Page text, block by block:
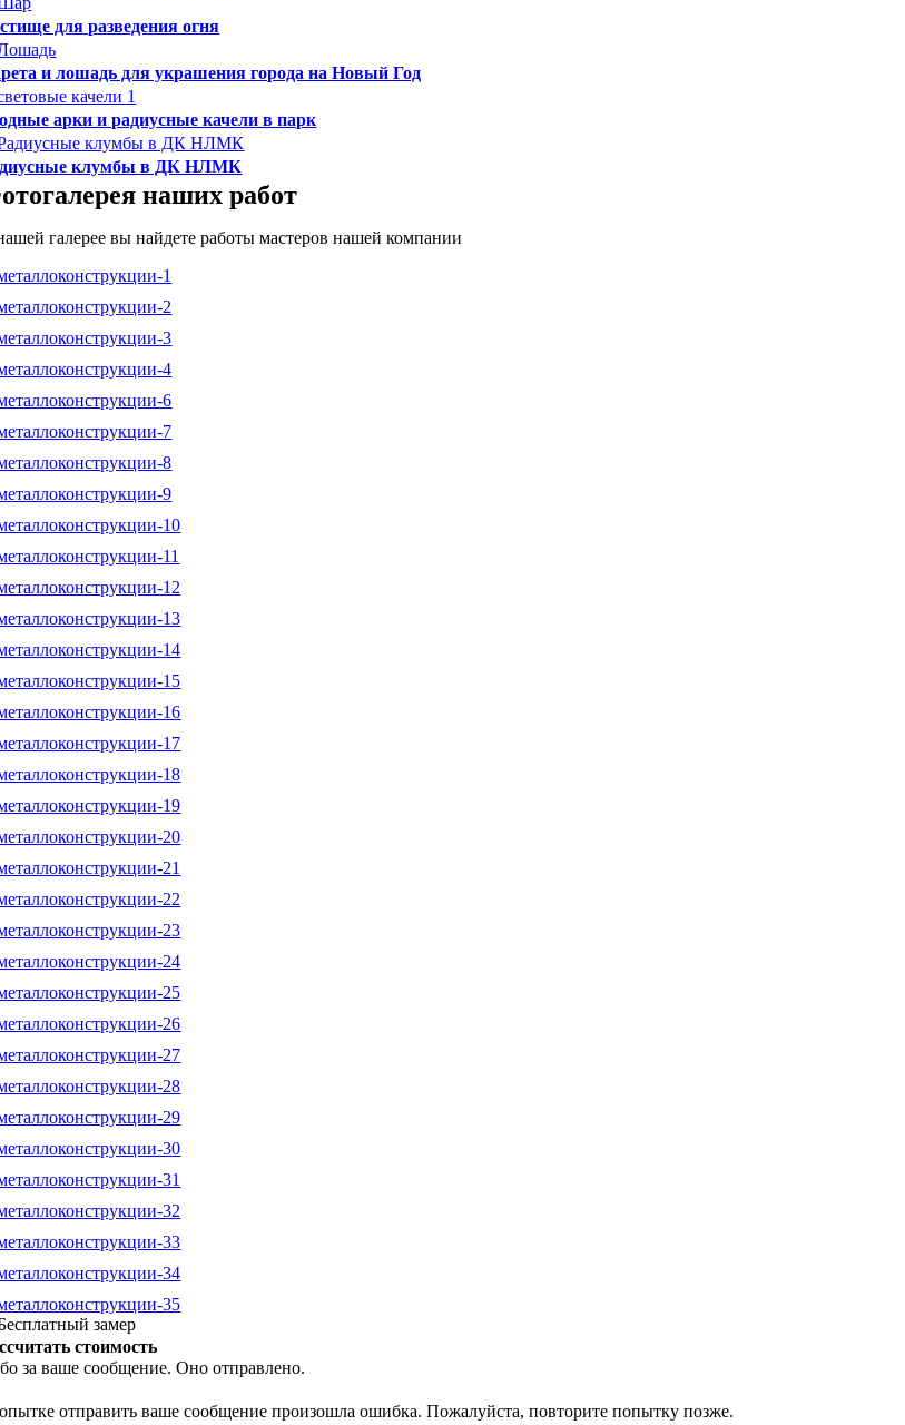
для разведения огня
и лошадь для украшения города на Новый Год
арки и радиусные качели в парк
клумбы в ДК НЛМК
наших работ
галерее вы найдете работы мастеров нашей компании
стоимость
за ваше сообщение. Оно отправлено.
отправить ваше сообщение произошла ошибка. Пожалуйста, повторите попытку позже.